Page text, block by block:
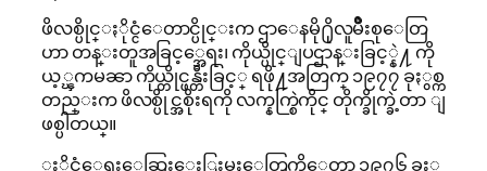
ဖိလစ္ပိုင္ႏိုင္ငံေတာင္ပိုင္းက ဌာေနမို႐ိုလူမ်ိဳးစုေတြ
ဟာ တန္းတူအခြင့္အေရး၊ ကိုယ္ပိုင္ျပဌာန္းခြင့္နဲ႔ ကို
ယ့္ၾကမၼာ ကိုယ္တိုင္ဖန္တီးခြင့္ ရဖို႔အတြက္ ၁၉၇၇ ခုႏွစ္က
တည္းက ဖိလစ္ပိုင္အစိုးရကို လက္နက္စြဲကိုင္ တိုက္ခိုက္ခဲ့တာ ျ
ဖစ္ပါတယ္။
ႏိုင္ငံေရးေဆြးေႏြးမႈေတြကိုေတာ့ ၁၉၇၆ ခုႏွ